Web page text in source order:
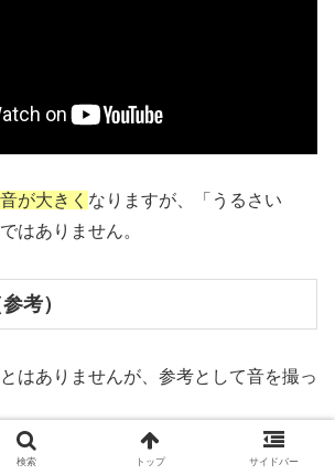
が大きく なりますが、「うるさい
はありません。
考）
はありませんが、参考として音を撮っ
検索 トップ サイドバー